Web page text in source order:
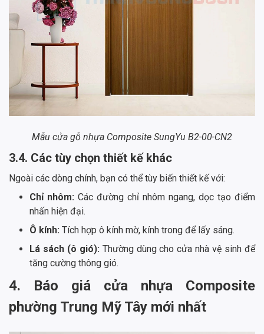
Mẫu cửa gỗ nhựa Composite SungYu B2-00-CN2
3.4. Các tùy chọn thiết kế khác
Ngoài các dòng chính, bạn có thể tùy biến thiết kế với:
Chỉ nhôm: Các đường chỉ nhôm ngang, dọc tạo điểm
nhấn hiện đại.
Ô kính: Tích hợp ô kính mờ, kính trong để lấy sáng.
Lá sách (ô gió): Thường dùng cho cửa nhà vệ sinh để
tăng cường thông gió.
4. Báo giá cửa nhựa Composite
phường Trung Mỹ Tây mới nhất